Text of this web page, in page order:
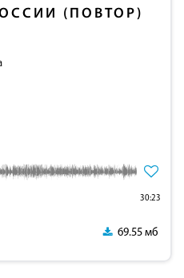
(ПОВТОР)
30:23
69.55 мб